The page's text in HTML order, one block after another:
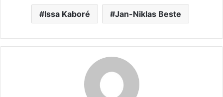
Issa Kaboré Jan-Niklas Beste